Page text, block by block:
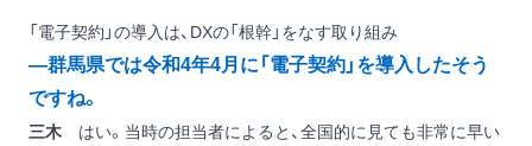
「電子契約」の導入は、DXの「根幹」をなす取り組み
―群馬県では令和4年4月に「電子契約」を導入したそう
ですね。
三木 はい。当時の担当者によると、全国的に見ても非常に早い